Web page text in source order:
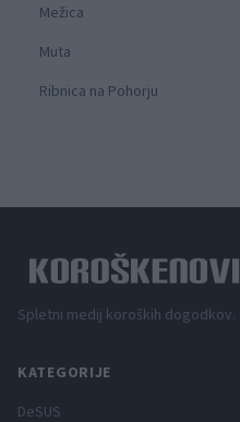
Mežica
Muta
Ribnica na Pohorju
Spletni medij koroških dogodkov.
KATEGORIJE
DeSUS